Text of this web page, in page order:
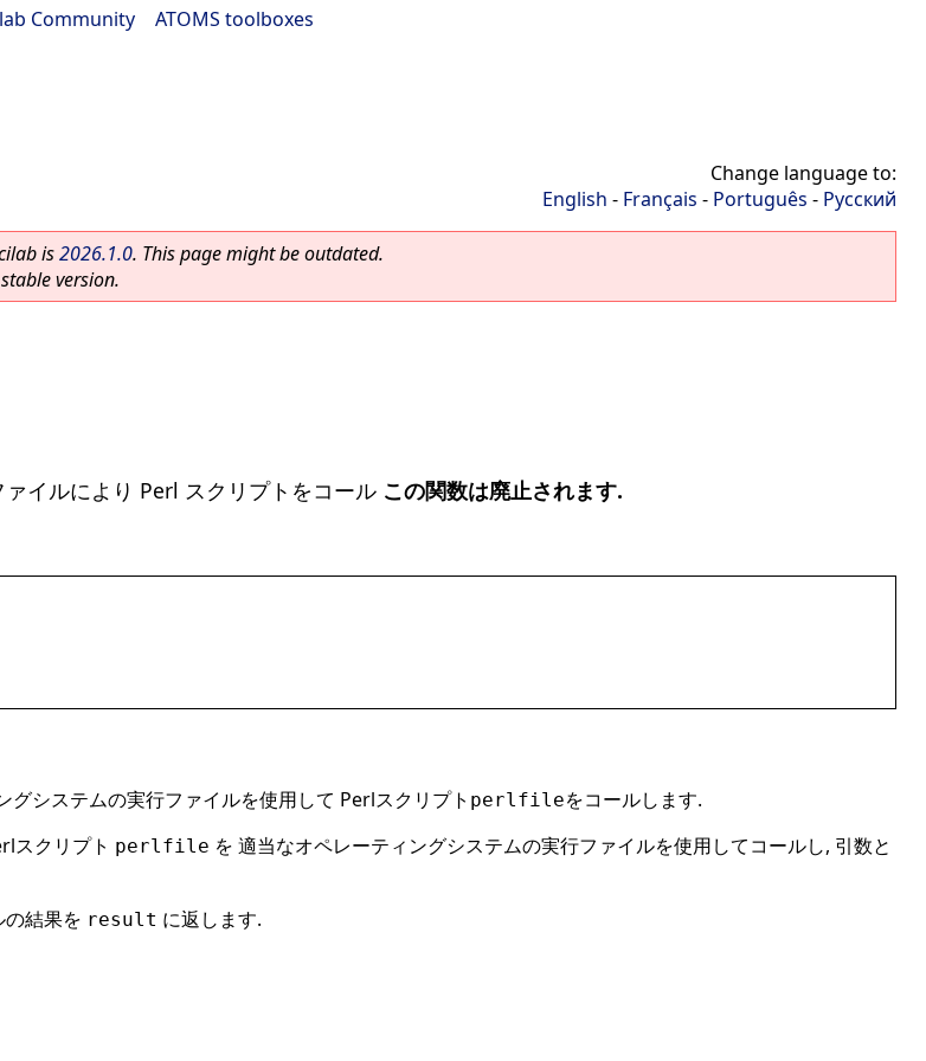
Community ATOMS toolboxes
Change language to:
English - Français - Português - Русский
is2026.1.0. This page might be outdated.
version.
イルにより Perl スクリプトをコール この関数は廃止されます.
グシステムの実行ファイルを使用して Perlスクリプト perlfileをコールします.
スクリプト perlfile を 適当なオペレーティングシステムの実行ファイルを使用してコールし, 引数と
結果を result に返します.